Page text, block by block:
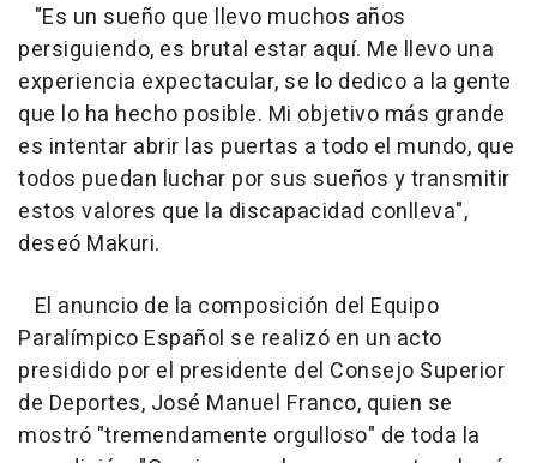
"Es un sueño que llevo muchos años
persiguiendo, es brutal estar aquí. Me llevo una
experiencia expectacular, se lo dedico a la gente
que lo ha hecho posible. Mi objetivo más grande
es intentar abrir las puertas a todo el mundo, que
todos puedan luchar por sus sueños y transmitir
estos valores que la discapacidad conlleva",
deseó Makuri.
El anuncio de la composición del Equipo
Paralímpico Español se realizó en un acto
presidido por el presidente del Consejo Superior
de Deportes, José Manuel Franco, quien se
mostró "tremendamente orgulloso" de toda la